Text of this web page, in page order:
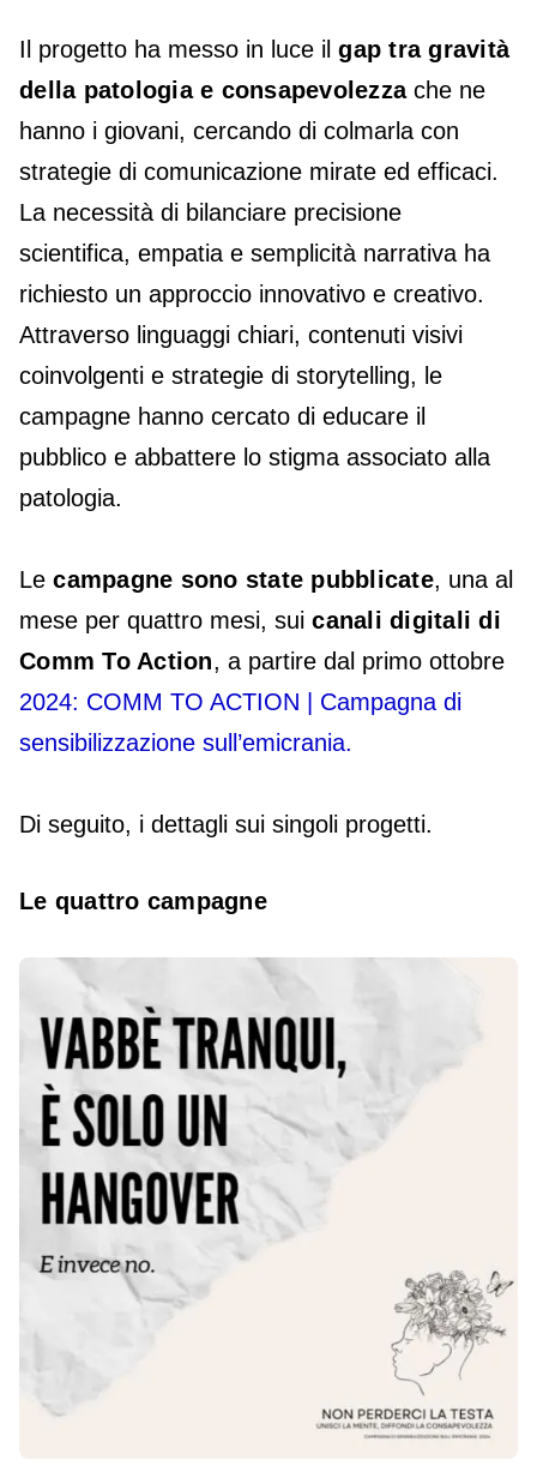
Il progetto ha messo in luce il gap tra gravità
della patologia e consapevolezzache ne
hanno i giovani, cercando di colmarla con
strategie di comunicazione mirate ed efficaci.
La necessità di bilanciare precisione
scientifica, empatia e semplicità narrativa ha
richiesto un approccio innovativo e creativo.
Attraverso linguaggi chiari, contenuti visivi
coinvolgenti e strategie di storytelling, le
campagne hanno cercato di educare il
pubblico e abbattere lo stigma associato alla
patologia.
Le campagne sono state pubblicate, una al
mese per quattro mesi, sui canali digitali di
Comm To Action, a partire dal primo ottobre
2024: COMM TO ACTION | Campagna di
sensibilizzazione sull’emicrania.
Di seguito, i dettagli sui singoli progetti.
Le quattro campagne